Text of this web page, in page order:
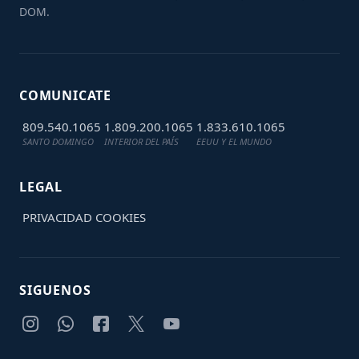
DOM.
COMUNICATE
809.540.1065
SANTO DOMINGO
1.809.200.1065
INTERIOR DEL PAÍS
1.833.610.1065
EEUU Y EL MUNDO
LEGAL
PRIVACIDAD COOKIES
SIGUENOS